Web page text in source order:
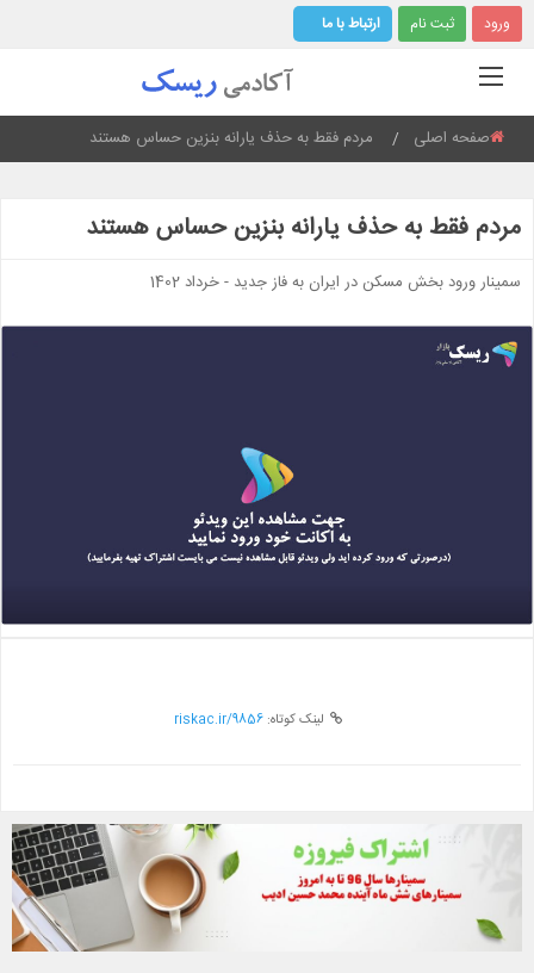
ورود ثبت نام ارتباط با ما
Current:
مردم فقط به حذف یارانه بنزین حساس هستند صفحه اصلی
مردم فقط به حذف یارانه بنزین حساس هستند
سمینار ورود بخش مسکن در ایران به فاز جدید - خرداد 1402
لینک کوتاه: riskac.ir/9856